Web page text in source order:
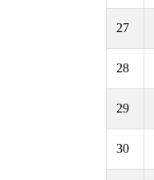
27
28
29
30